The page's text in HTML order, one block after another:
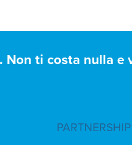
Non ti costa nulla e
PARTNERSHIP